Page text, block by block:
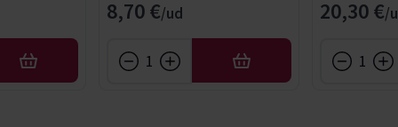
AÑADIR
8,70 €
AÑADIR
20,30 €